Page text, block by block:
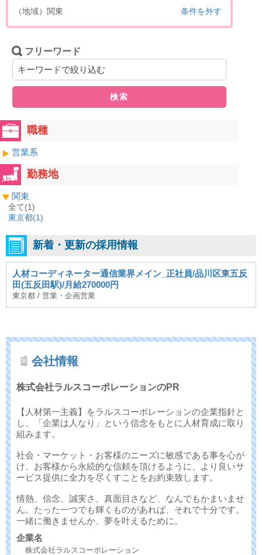
（地域）関東
条件を外す
フリーワード
検索
職種
営業系
勤務地
関東
全て(1)
東京都(1)
新着・更新の採用情報
人材コーディネーター通信業界メイン_正社員/品川区東五反
田(五反田駅)/月給270000円
東京都 / 営業・企画営業
会社情報
株式会社ラルスコーポレーションのPR
【人材第一主義】をラルスコーポレーションの企業指針と
し、「企業は人なり」という信念をもとに人材育成に取り
組みます。
社会・マーケット・お客様のニーズに敏感である事を心が
け、お客様から永続的な信頼を頂けるように、より良いサ
ービス提供に全力を尽くすことをお約束致します。
情熱、信念、誠実さ、真面目さなど、なんでもかまいませ
ん。たった一つでも輝くものがあれば、それで十分です。
一緒に働きませんか、夢を叶えるために。
企業名
株式会社ラルスコーポレーション